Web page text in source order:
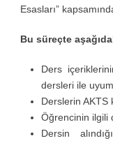
Esasları”
Bu süreçte
Ders
dersleri ile
Derslerin AKTS
Öğrencinin ilgili
Dersin